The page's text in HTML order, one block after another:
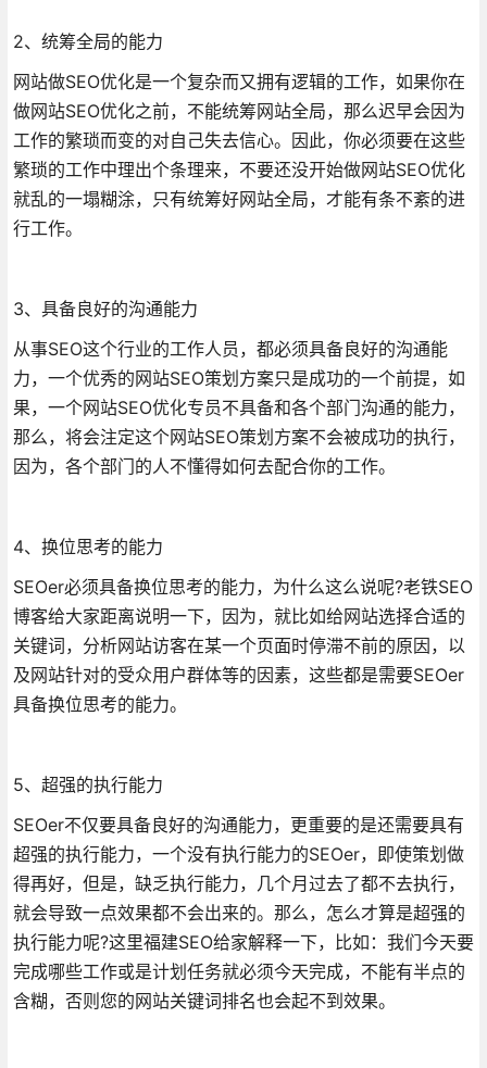
2、统筹全局的能力
网站做SEO优化是一个复杂而又拥有逻辑的工作，如果你在
做网站SEO优化之前，不能统筹网站全局，那么迟早会因为
工作的繁琐而变的对自己失去信心。因此，你必须要在这些
繁琐的工作中理出个条理来，不要还没开始做网站SEO优化
就乱的一塌糊涂，只有统筹好网站全局，才能有条不紊的进
行工作。
3、具备良好的沟通能力
从事SEO这个行业的工作人员，都必须具备良好的沟通能
力，一个优秀的网站SEO策划方案只是成功的一个前提，如
果，一个网站SEO优化专员不具备和各个部门沟通的能力，
那么，将会注定这个网站SEO策划方案不会被成功的执行，
因为，各个部门的人不懂得如何去配合你的工作。
4、换位思考的能力
SEOer必须具备换位思考的能力，为什么这么说呢?老铁SEO
博客给大家距离说明一下，因为，就比如给网站选择合适的
关键词，分析网站访客在某一个页面时停滞不前的原因，以
及网站针对的受众用户群体等的因素，这些都是需要SEOer
具备换位思考的能力。
5、超强的执行能力
SEOer不仅要具备良好的沟通能力，更重要的是还需要具有
超强的执行能力，一个没有执行能力的SEOer，即使策划做
得再好，但是，缺乏执行能力，几个月过去了都不去执行，
就会导致一点效果都不会出来的。那么，怎么才算是超强的
执行能力呢?这里福建SEO给家解释一下，比如：我们今天要
完成哪些工作或是计划任务就必须今天完成，不能有半点的
含糊，否则您的网站关键词排名也会起不到效果。